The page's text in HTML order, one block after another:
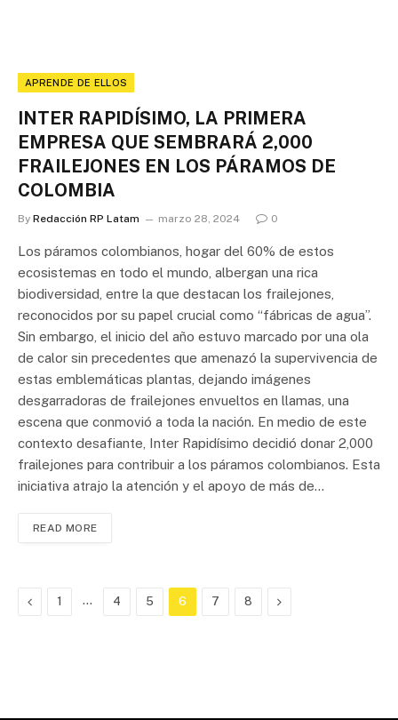
APRENDE DE ELLOS
INTER RAPIDÍSIMO, LA PRIMERA
EMPRESA QUE SEMBRARÁ 2,000
FRAILEJONES EN LOS PÁRAMOS DE
COLOMBIA
By Redacción RP Latam marzo 28, 2024 0
Los páramos colombianos, hogar del 60% de estos
ecosistemas en todo el mundo, albergan una rica
biodiversidad, entre la que destacan los frailejones,
reconocidos por su papel crucial como “fábricas de agua”.
Sin embargo, el inicio del año estuvo marcado por una ola
de calor sin precedentes que amenazó la supervivencia de
estas emblemáticas plantas, dejando imágenes
desgarradoras de frailejones envueltos en llamas, una
escena que conmovió a toda la nación. En medio de este
contexto desafiante, Inter Rapidísimo decidió donar 2,000
frailejones para contribuir a los páramos colombianos. Esta
iniciativa atrajo la atención y el apoyo de más de…
READ MORE
Previous
1 … 4 5 6 7 8 Next